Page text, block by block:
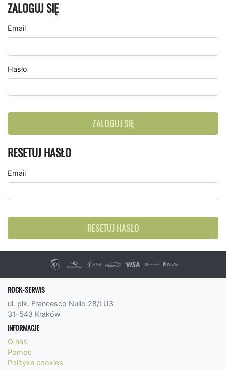
ZALOGUJ SIĘ
Email
Hasło
ZALOGUJ SIĘ
RESETUJ HASŁO
Email
RESETUJ HASŁO
ROCK-SERWIS
ul. płk. Francesco Nullo 28/LU3
31-543 Kraków
INFORMACJE
O nas
Pomoc
Polityka cookies